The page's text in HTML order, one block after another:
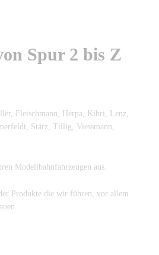
Spur 2 bis Z
Fleischmann, Herpa, Kibri, Lenz,
Stärz, Tillig, Viessmann,
Modellbahnfahrzeugen aus.
Produkte die wir führen, vor allem